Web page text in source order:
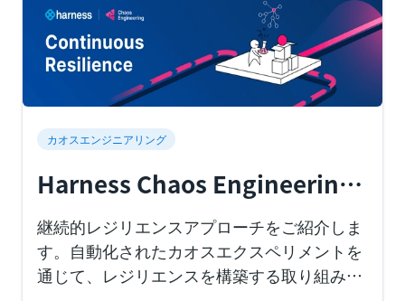
カオスエンジニアリング
Harness Chaos Engineering
による継続的レジリエンスの
実現
継続的レジリエンスアプローチをご紹介しま
す。自動化されたカオスエクスペリメントを
通じて、レジリエンスを構築する取り組みが